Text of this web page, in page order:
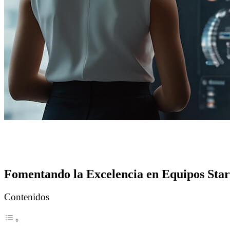
Fomentando la Excelencia en Equipos
Contenidos